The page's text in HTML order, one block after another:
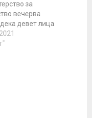
за
вечерва
дека девет лица
во
напад врз